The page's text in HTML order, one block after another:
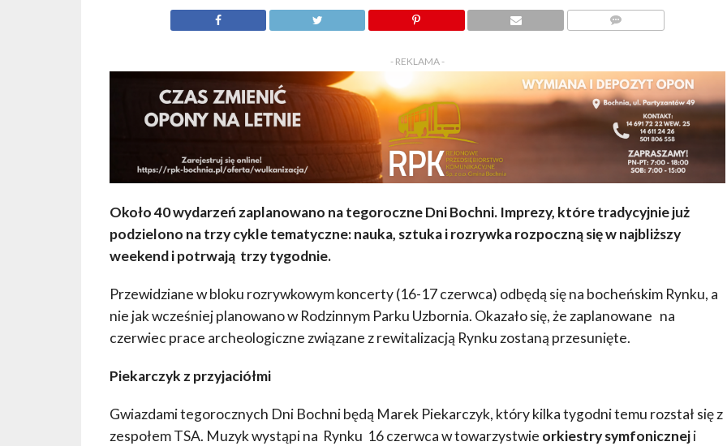
- REKLAMA -
Około 40 wydarzeń zaplanowano na tegoroczne Dni Bochni. Imprezy, które tradycyjnie już
podzielono na trzy cykle tematyczne: nauka, sztuka i rozrywka rozpoczną się w najbliższy
weekendi potrwają trzy tygodnie.
Przewidziane w bloku rozrywkowym koncerty (16-17 czerwca) odbędą się na bocheńskim Rynku, a
nie jak wcześniej planowano w Rodzinnym Parku Uzbornia. Okazało się, że zaplanowane na
czerwiec prace archeologiczne związane z rewitalizacją Rynku zostaną przesunięte.
Piekarczyk z przyjaciółmi
Gwiazdami tegorocznych Dni Bochni będą Marek Piekarczyk, który kilka tygodni temu rozstał się z
zespołem TSA. Muzyk wystąpi na Rynku 16 czerwca w towarzystwie orkiestry symfoniczneji